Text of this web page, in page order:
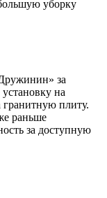
уборку
за
на
гранитную плиту.
раньше
за доступную